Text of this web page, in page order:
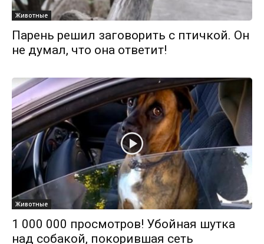
Животные
Парень решил заговорить с птичкой. Он
не думал, что она ответит!
Животные
1 000 000 просмотров! Убойная шутка
над собакой, покорившая сеть